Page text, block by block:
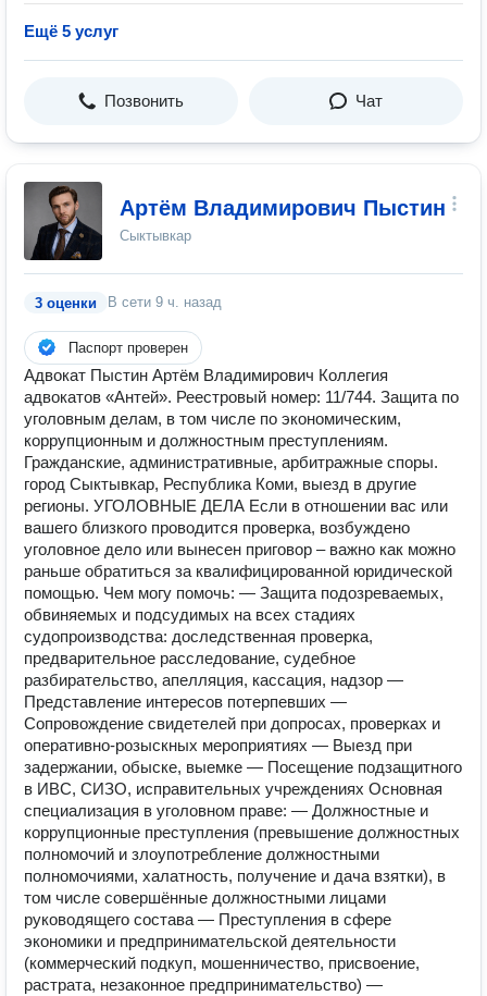
Ещё 5 услуг
Позвонить Чат
Артём Владимирович Пыстин
Сыктывкар
3 оценки В сети 9 ч. назад
Паспорт проверен
Адвокат Пыстин Артём Владимирович Коллегия
адвокатов «Антей». Реестровый номер: 11/744. Защита по
уголовным делам, в том числе по экономическим,
коррупционным и должностным преступлениям.
Гражданские, административные, арбитражные споры.
город Сыктывкар, Республика Коми, выезд в другие
регионы. УГОЛОВНЫЕ ДЕЛА Если в отношении вас или
вашего близкого проводится проверка, возбуждено
уголовное дело или вынесен приговор – важно как можно
раньше обратиться за квалифицированной юридической
помощью. Чем могу помочь: — Защита подозреваемых,
обвиняемых и подсудимых на всех стадиях
судопроизводства: доследственная проверка,
предварительное расследование, судебное
разбирательство, апелляция, кассация, надзор —
Представление интересов потерпевших —
Сопровождение свидетелей при допросах, проверках и
оперативно-розыскных мероприятиях — Выезд при
задержании, обыске, выемке — Посещение подзащитного
в ИВС, СИЗО, исправительных учреждениях Основная
специализация в уголовном праве: — Должностные и
коррупционные преступления (превышение должностных
полномочий и злоупотребление должностными
полномочиями, халатность, получение и дача взятки), в
том числе совершённые должностными лицами
руководящего состава — Преступления в сфере
экономики и предпринимательской деятельности
(коммерческий подкуп, мошенничество, присвоение,
растрата, незаконное предпринимательство) —